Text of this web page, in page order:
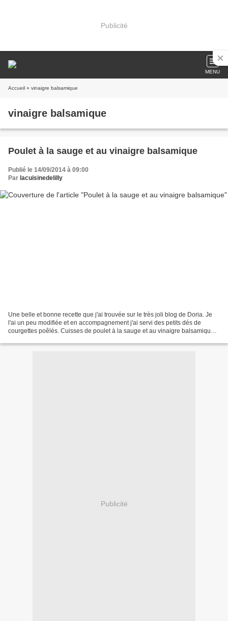
Publicité
MENU
Accueil » vinaigre balsamique
vinaigre balsamique
Poulet à la sauge et au vinaigre balsamique
Publié le 14/09/2014 à 09:00
Par lacuisinedelilly
Une belle et bonne recette que j'ai trouvée sur le très joli blog de Doria. Je
l'ai un peu modifiée et en accompagnement j'ai servi des petits dés de
courgettes poêlés. Cuisses de poulet à la sauge et au vinaigre balsamique 4
Publicité